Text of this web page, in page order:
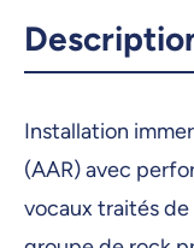
Installation
(AAR) avec
vocaux traités